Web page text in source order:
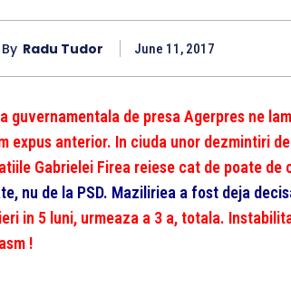
By Radu Tudor June 11, 2017
guvernamentala de presa Agerpres ne
expus anterior. In ciuda unor dezmintiri
Gabrielei Firea reiese cat de poate de
nu de la PSD. Maziliriea a fost deja
in 5 luni, urmeaza a 3 a, totala.
!